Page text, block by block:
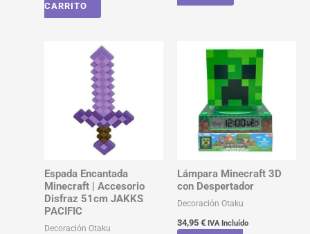
CARRITO
Espada Encantada
Minecraft | Accesorio
Disfraz 51cm JAKKS
PACIFIC
Decoración Otaku
Lámpara Minecraft 3D
con Despertador
Decoración Otaku
34,95 € IVA Incluído